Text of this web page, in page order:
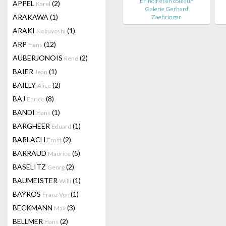
APPEL Karel (2)
ARAKAWA (1)
ARAKI Nobuyoshi (1)
ARP Hans (12)
AUBERJONOIS René (2)
BAIER Jean (1)
BAILLY Alice (2)
BAJ Enrico (8)
BANDI Hans (1)
BARGHEER Eduard (1)
BARLACH Ernst (2)
BARRAUD Maurice (5)
BASELITZ Georg (2)
BAUMEISTER Willi (1)
BAYROS Franz Von (1)
BECKMANN Max (3)
BELLMER Hans (2)
Galerie Gerhard
Zaehringer